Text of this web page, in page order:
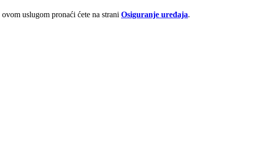
uslugom pronaći ćete na strani Osiguranje uređaja.